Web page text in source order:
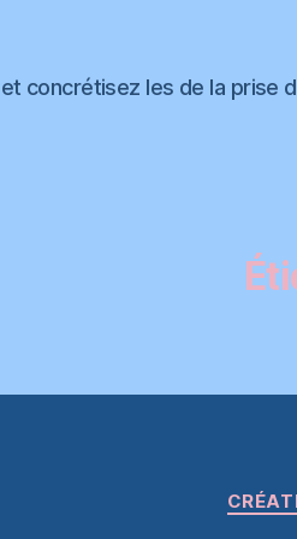
concrétisez les de la prise